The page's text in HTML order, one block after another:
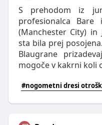
S prehodom iz
profesionalca Bare
(Manchester City) in
sta bila prej
Blaugrane
mogoče v kakrni koli
#nogometni dresi